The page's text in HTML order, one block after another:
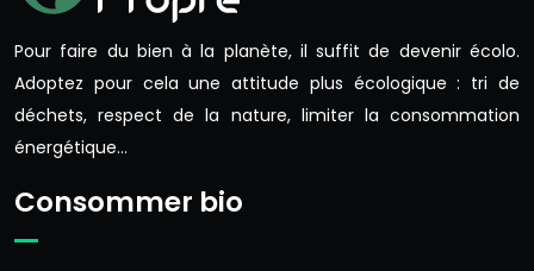
Pour faire du bien à la planète, il suffit de devenir écolo.
Adoptez pour cela une attitude plus écologique : tri de
déchets, respect de la nature, limiter la consommation
énergétique…
Consommer bio